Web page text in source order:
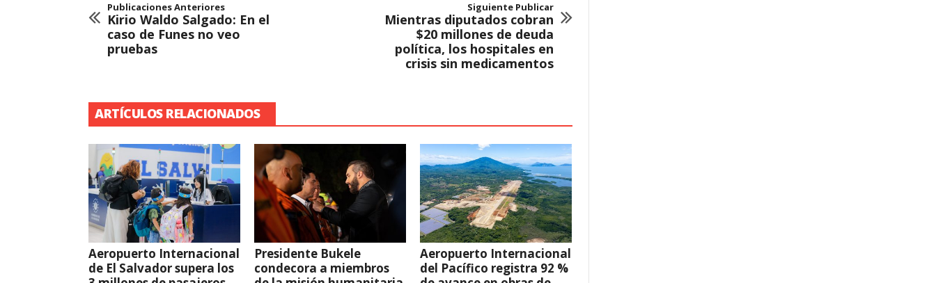
Publicaciones Anteriores
Kirio Waldo Salgado: En el
caso de Funes no veo
pruebas
Siguiente Publicar
Mientras diputados cobran
$20 millones de deuda
política, los hospitales en
crisis sin medicamentos
ARTÍCULOS RELACIONADOS
Aeropuerto Internacional
de El Salvador supera los
Presidente Bukele
condecora a miembros
Aeropuerto Internacional
del Pacífico registra 92 %